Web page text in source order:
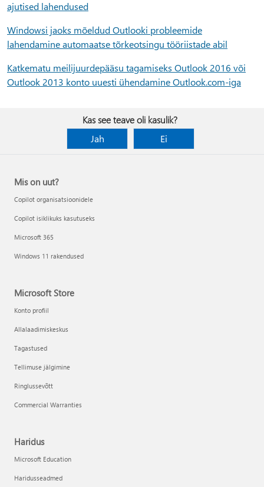
ajutised lahendused
Windowsi jaoks mõeldud Outlooki probleemide
lahendamine automaatse tõrkeotsingu tööriistade abil
Katkematu meilijuurdepääsu tagamiseks Outlook 2016 või
Outlook 2013 konto uuesti ühendamine Outlook.com-iga
Kas see teave oli kasulik?
Jah
Ei
Mis on uut?
Copilot organisatsioonidele
Copilot isiklikuks kasutuseks
Microsoft 365
Windows 11 rakendused
Microsoft Store
Konto profiil
Allalaadimiskeskus
Tagastused
Tellimuse jälgimine
Ringlussevõtt
Commercial Warranties
Haridus
Microsoft Education
Haridusseadmed